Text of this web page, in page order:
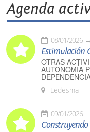
Agenda
08/01/2026
Estimulación
OTRAS
AUTONOMÍA
Ledesma
09/01/2026